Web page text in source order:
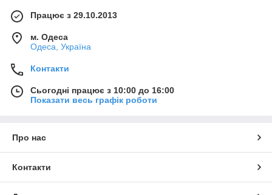
Працює з 29.10.2013
м. Одеса
Одеса, Україна
Контакти
Сьогодні працює з 10:00 до 16:00
Показати весь графік роботи
Про нас
Контакти